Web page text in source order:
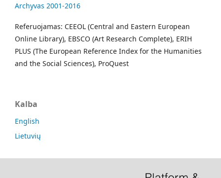
Archyvas 2001-2016
Referuojamas: CEEOL (Central and Eastern European
Online Library), EBSCO (Art Research Complete), ERIH
PLUS (The European Reference Index for the Humanities
and the Social Sciences), ProQuest
Kalba
English
Lietuvių